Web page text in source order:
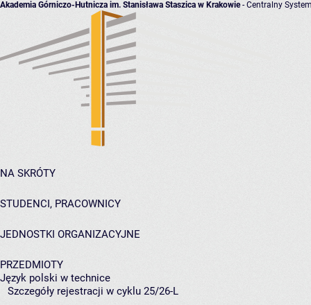
Akademia Górniczo-Hutnicza im. Stanisława Staszica w Krakowie- Centralny
NA SKRÓTY
STUDENCI, PRACOWNICY
JEDNOSTKI ORGANIZACYJNE
PRZEDMIOTY
Język polski w technice
Szczegóły rejestracji w cyklu 25/26-L